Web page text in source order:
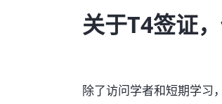
关于T4签证
除了访问学者和短期学习